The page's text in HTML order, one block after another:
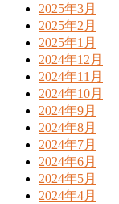
2025年3月
2025年2月
2025年1月
2024年12月
2024年11月
2024年10月
2024年9月
2024年8月
2024年7月
2024年6月
2024年5月
2024年4月